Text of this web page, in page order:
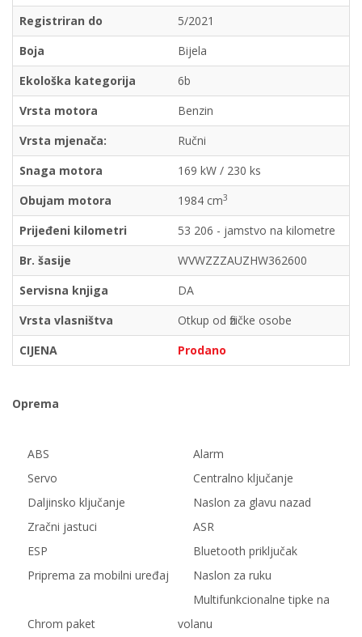
Registriran do
5/2021
Boja
Bijela
Ekološka kategorija
6b
Vrsta motora
Benzin
Vrsta mjenača:
Ručni
Snaga motora
169 kW / 230 ks
Obujam motora
1984 cm3
Prijeđeni kilometri
53 206 - jamstvo na kilometre
Br. šasije
WVWZZZAUZHW362600
Servisna knjiga
DA
Vrsta vlasništva
Otkup od fizičke osobe
CIJENA
Prodano
Oprema
ABS
Alarm
Servo
Centralno ključanje
Daljinsko ključanje
Naslon za glavu nazad
Zračni jastuci
ASR
ESP
Bluetooth priključak
Priprema za mobilni uređaj
Naslon za ruku
Chrom paket
Multifunkcionalne tipke na
volanu